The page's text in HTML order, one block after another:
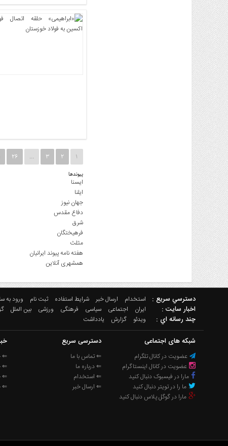
1
2
3
…
26
پیوندها
ایسنا
ایلنا
جهان نیوز
دفاع مقدس
شرق
فرهیختگان
مثلث
هفته نامه پیوند ایرانیان
همشهری آنلاین
دسترسي سريع : استخدام ارسال خبر شرایط استفاده ثبت نام ورود به
اخبار سایت : ایران اجتماعی سیاسی فرهنگی ورزشی بین الملل
چند رسانه اي : ویدئو گزارش یادداشت
شبکه های اجتماعی
عضویت در کانال تلگرام
عضویت در کانال اینستاگرام
مارا در فیسبوک دنبال کنید
ما را در تویتر دنبال کنید
مارا در گوگل پلاس دنبال کنید
دسترسی سریع
⇐ تماس با ما
⇐ درباره ما
⇐ استخدام
⇐ ارسال خبر
⇐
⇐
⇐
⇐